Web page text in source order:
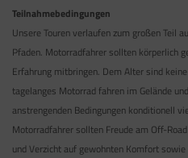
Teilnahmebedingungen
Unsere Touren verlaufen zum großen Teil
Pfaden. Motorradfahrer sollten körperlich
Erfahrung mitbringen. Dem Alter sind
tagelanges Motorrad fahren im Gelände
anstrengenden Bedingungen konditionell
Motorradfahrer sollten Freude am Off-
und Verzicht auf gewohnten Komfort